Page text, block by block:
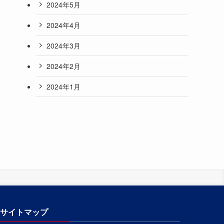
2024年5月
2024年4月
2024年3月
2024年2月
2024年1月
サイトマップ